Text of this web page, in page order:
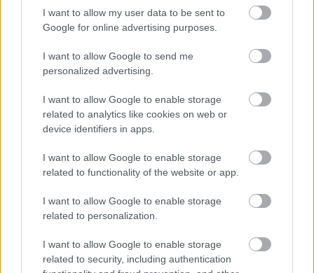
I want to allow my user data to be sent to
Google for online advertising purposes.
I want to allow Google to send me
personalized advertising.
I want to allow Google to enable storage
related to analytics like cookies on web or
device identifiers in apps.
I want to allow Google to enable storage
related to functionality of the website or app.
I want to allow Google to enable storage
related to personalization.
I want to allow Google to enable storage
related to security, including authentication
Paris Saint-Germainvs
Manchester United
Nya Ullevi, Göteborg
2026-08-08 17:00
AC MilanvsManchester United2026-08-15 18:00
ELŐZŐ MÉRKŐZÉSEK